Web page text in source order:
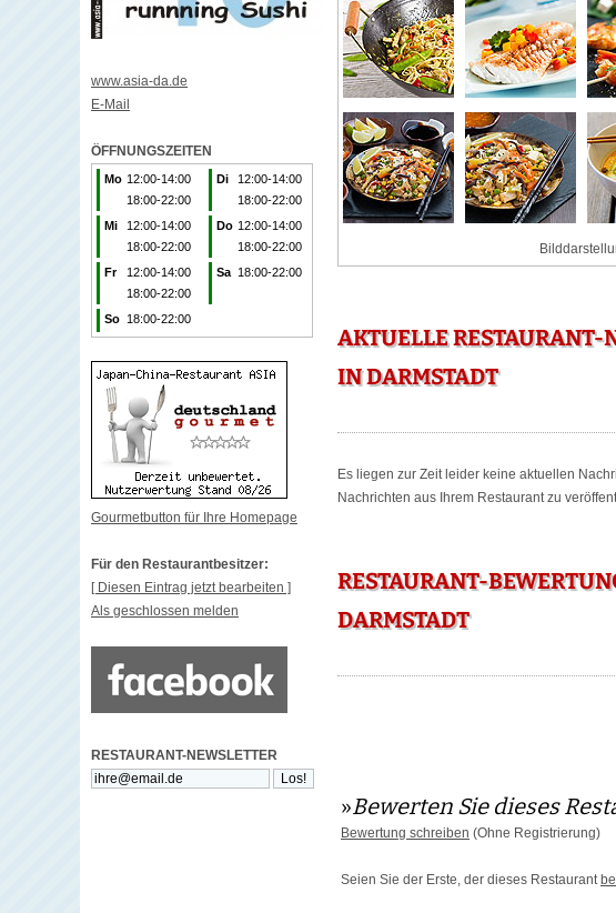
www.asia-da.de
E-Mail
ÖFFNUNGSZEITEN
Mo 12:00-14:00
18:00-22:00
Di
12:00-14:00
18:00-22:00
Mi
12:00-14:00
18:00-22:00
Do 12:00-14:00
18:00-22:00
Fr
12:00-14:00
18:00-22:00
Sa 18:00-22:00
So 18:00-22:00
Gourmetbutton für Ihre Homepage
Für den Restaurantbesitzer:
[ Diesen Eintrag jetzt bearbeiten ]
Als geschlossen melden
RESTAURANT-NEWSLETTER
AKTUELLE
IN DARMSTADT
Es liegen zur Zeit leider keine aktuellen
Nachrichten aus Ihrem Restaurant zu
RESTAURANT-
DARMSTADT
»Bewerten Sie dieses
Bewertung schreiben (Ohne Registrierung)
Seien Sie der Erste, der dieses Restaurant